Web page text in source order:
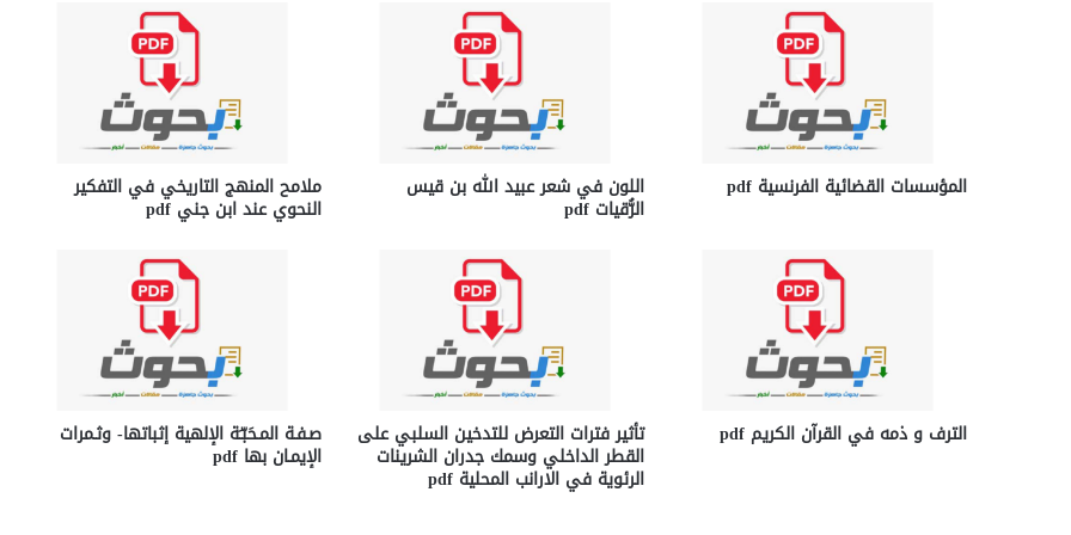
المؤسسات القضائية الفرنسية pdf اللون في شعر عبيد الله بن قيس
الرُّقيات pdf
ملامح المنهج التاريخي في التفكير
النحوي عند ابن جني pdf
الترف و ذمه في القرآن الكريم pdf تأثير فترات التعرض للتدخين السلبي على
القطر الداخلي وسمك جدران الشرينات
الرئوية في الارانب المحلية pdf
صـفـة المـحَبّـَة الإلهية إثباتها- وثـمرات
الإيمـان بها pdf